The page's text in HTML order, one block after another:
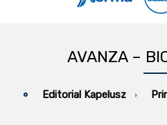
AVANZA –
Editorial Kapelusz